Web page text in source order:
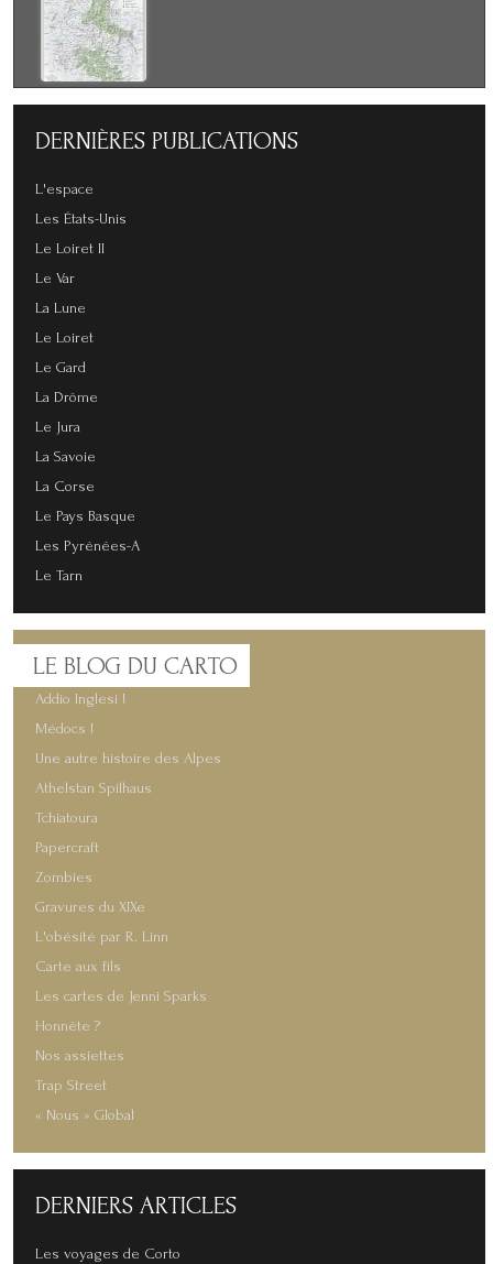
DERNIÈRES PUBLICATIONS
L'espace
Les États-Unis
Le Loiret II
Le Var
La Lune
Le Loiret
Le Gard
La Drôme
Le Jura
La Savoie
La Corse
Le Pays Basque
Les Pyrénées-A
Le Tarn
LE BLOG DU CARTO
Addio Inglesi !
Médocs !
Une autre histoire des Alpes
Athelstan Spilhaus
Tchiatoura
Papercraft
Zombies
Gravures du XIXe
L'obésité par R. Linn
Carte aux fils
Les cartes de Jenni Sparks
Honnête ?
Nos assiettes
Trap Street
« Nous » Global
DERNIERS ARTICLES
Les voyages de Corto